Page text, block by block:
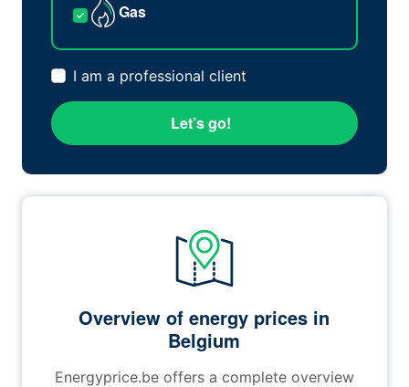
Gas
I am a professional client
Let’s go!
Overview of energy prices in
Belgium
Energyprice.be offers a complete overview